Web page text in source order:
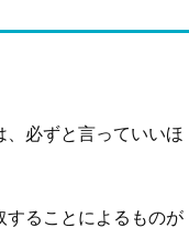
必ずと言っていいほ
することによるものが